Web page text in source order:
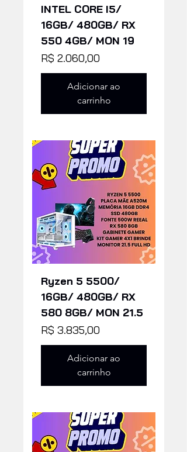
INTEL CORE I5/
16GB/ 480GB/ RX
550 4GB/ MON 19
Preço
R$ 2.060,00
Adicionar ao
carrinho
Ryzen 5 5500/
16GB/ 480GB/ RX
580 8GB/ MON 21.5
Preço
R$ 3.835,00
Adicionar ao
carrinho